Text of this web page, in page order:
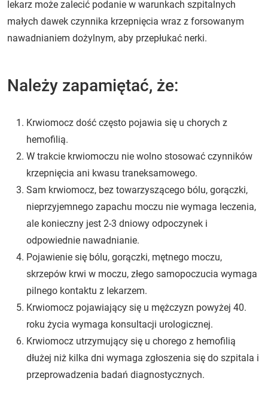
lekarz może zalecić podanie w warunkach szpitalnych
małych dawek czynnika krzepnięcia wraz z forsowanym
nawadnianiem dożylnym, aby przepłukać nerki.
Należy zapamiętać, że:
Krwiomocz dość często pojawia się u chorych z
hemofilią.
W trakcie krwiomoczu nie wolno stosować czynników
krzepnięcia ani kwasu traneksamowego.
Sam krwiomocz, bez towarzyszącego bólu, gorączki,
nieprzyjemnego zapachu moczu nie wymaga leczenia,
ale konieczny jest 2-3 dniowy odpoczynek i
odpowiednie nawadnianie.
Pojawienie się bólu, gorączki, mętnego moczu,
skrzepów krwi w moczu, złego samopoczucia wymaga
pilnego kontaktu z lekarzem.
Krwiomocz pojawiający się u mężczyzn powyżej 40.
roku życia wymaga konsultacji urologicznej.
Krwiomocz utrzymujący się u chorego z hemofilią
dłużej niż kilka dni wymaga zgłoszenia się do szpitala i
przeprowadzenia badań diagnostycznych.